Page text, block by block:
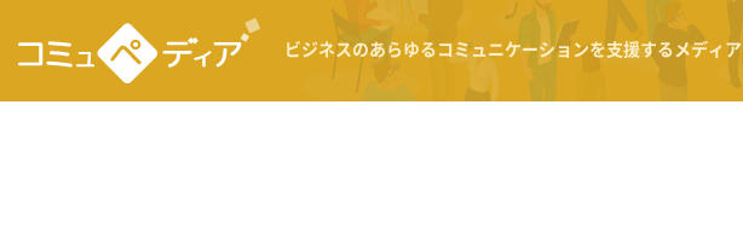
ビジネスのあらゆるコミュニケーションを支援するメディア